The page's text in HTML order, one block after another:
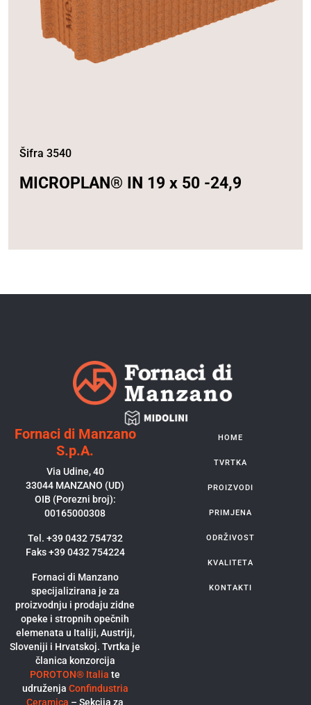
Šifra 3540
MICROPLAN® IN 19 x 50 -24,9
Fornaci di Manzano
S.p.A.
Via Udine, 40
33044 MANZANO (UD)
OIB (Porezni broj):
00165000308
Tel. +39 0432 754732
Faks +39 0432 754224
Fornaci di Manzano
specijalizirana je za
proizvodnju i prodaju zidne
opeke i stropnih opečnih
elemenata u Italiji, Austriji,
Sloveniji i Hrvatskoj. Tvrtka je
članica konzorcija
POROTON® Italia te
udruženja Confindustria
Ceramica – Sekcija za
HOME
TVRTKA
PROIZVODI
PRIMJENA
ODRŽIVOST
KVALITETA
KONTAKTI